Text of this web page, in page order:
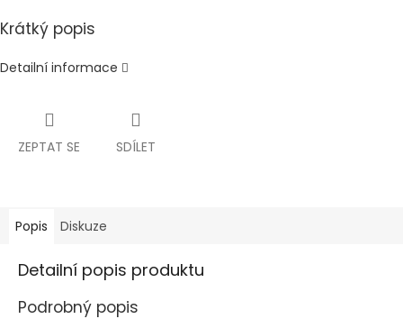
Krátký popis
Detailní informace
ZEPTAT SE SDÍLET
Popis Diskuze
Detailní popis produktu
Podrobný popis